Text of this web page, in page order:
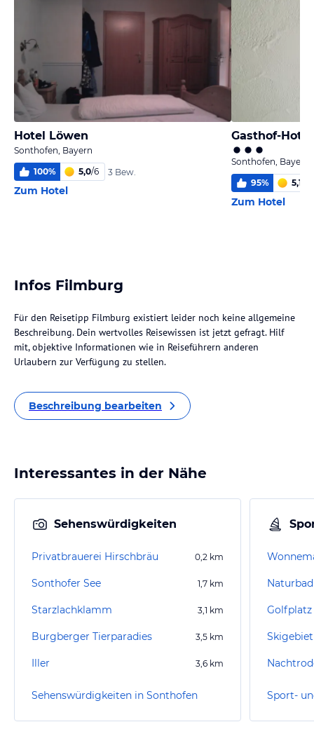
Hotel Löwen
Sonthofen, Bayern
100% 5,0/6 3 Bew.
Zum Hotel
Gasthof-
Sonthofen, Bayern
95% 5,1
Zum Hotel
Infos Filmburg
Für den Reisetipp Filmburg existiert leider noch keine allgemeine
Beschreibung. Dein wertvolles Reisewissen ist jetzt gefragt. Hilf
mit, objektive Informationen wie in Reiseführern anderen
Urlaubern zur Verfügung zu stellen.
Beschreibung bearbeiten
Interessantes in der Nähe
Sehenswürdigkeiten
Privatbrauerei Hirschbräu 0,2 km
Sonthofer See 1,7 km
Starzlachklamm 3,1 km
Burgberger Tierparadies 3,5 km
Iller 3,6 km
Sehenswürdigkeiten in Sonthofen
Golfplatz